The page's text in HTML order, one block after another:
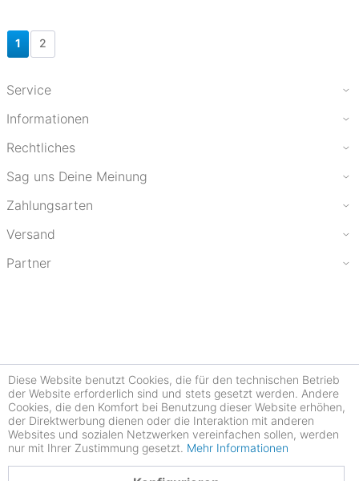
1 2
Service
Informationen
Rechtliches
Sag uns Deine Meinung
Zahlungsarten
Versand
Partner
Diese Website benutzt Cookies, die für den technischen Betrieb
der Website erforderlich sind und stets gesetzt werden. Andere
Cookies, die den Komfort bei Benutzung dieser Website erhöhen,
der Direktwerbung dienen oder die Interaktion mit anderen
Websites und sozialen Netzwerken vereinfachen sollen, werden
nur mit Ihrer Zustimmung gesetzt. Mehr Informationen